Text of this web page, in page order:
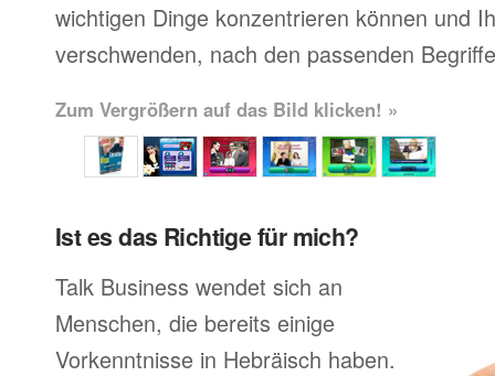
wichtigen Dinge konzentrieren können und
verschwenden, nach den passenden
Zum Vergrößern auf das Bild klicken! »
Ist es das Richtige für mich?
Talk Business wendet sich an
Menschen, die bereits einige
Vorkenntnisse in Hebräisch haben.